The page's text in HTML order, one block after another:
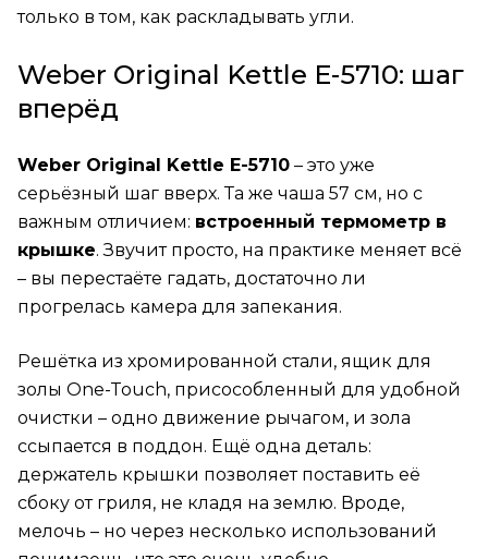
только в том, как раскладывать угли.
Weber Original Kettle E-5710: шаг
вперёд
Weber Original Kettle E-5710 – это уже
серьёзный шаг вверх. Та же чаша 57 см, но с
важным отличием: встроенный термометр в
крышке. Звучит просто, на практике меняет всё
– вы перестаёте гадать, достаточно ли
прогрелась камера для запекания.
Решётка из хромированной стали, ящик для
золы One-Touch, присособленный для удобной
очистки – одно движение рычагом, и зола
ссыпается в поддон. Ещё одна деталь:
держатель крышки позволяет поставить её
сбоку от гриля, не кладя на землю. Вроде,
мелочь – но через несколько использований